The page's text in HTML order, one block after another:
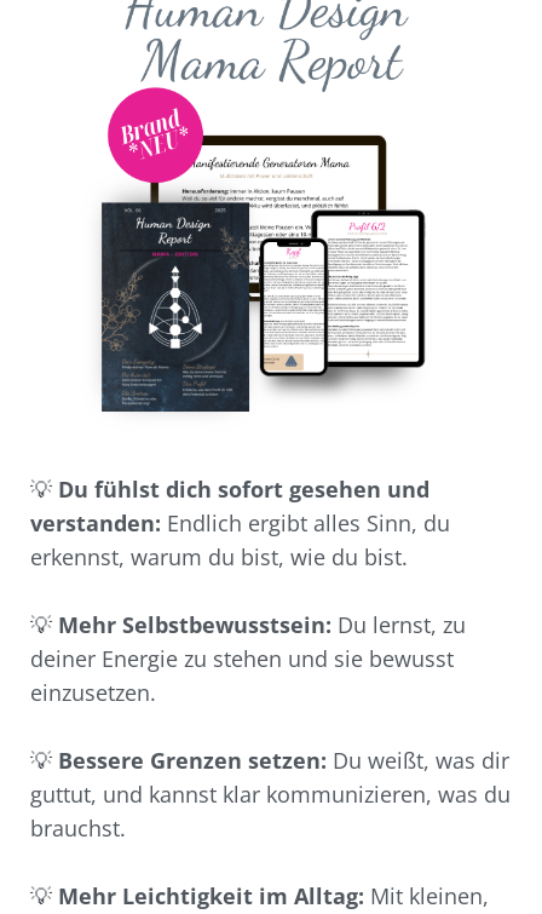
💡 Du fühlst dich sofort gesehen und
verstanden: Endlich ergibt alles Sinn, du
erkennst, warum du bist, wie du bist.
💡 Mehr Selbstbewusstsein: Du lernst, zu
deiner Energie zu stehen und sie bewusst
einzusetzen.
💡 Bessere Grenzen setzen: Du weißt, was dir
guttut, und kannst klar kommunizieren, was du
brauchst.
💡 Mehr Leichtigkeit im Alltag: Mit kleinen,